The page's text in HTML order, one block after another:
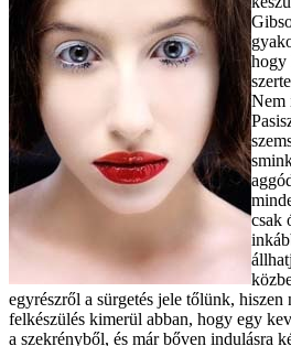
hogy
Nem
csak
egyrészről a sürgetés jele tőlünk, hiszen
felkészülés kimerül abban, hogy egy
a szekrényből, és már bőven indulásra